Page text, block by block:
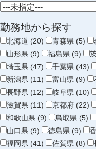
勤務地から探す
北海道 (20) 青森県 (5)
山形県 (9)
福島県 (9)
埼玉県 (47)
千葉県 (43)
新潟県 (11)
富山県 (9)
長野県 (12)
岐阜県 (10)
滋賀県 (11)
京都府 (22)
和歌山県 (9)
鳥取県 (5)
山口県 (9)
徳島県 (9)
福岡県 (41)
佐賀県 (8)